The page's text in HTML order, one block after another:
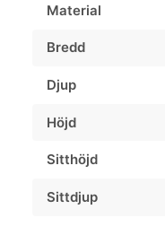
Material
Bredd
Djup
Höjd
Sitthöjd
Sittdjup